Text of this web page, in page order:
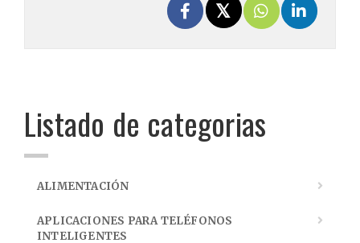
Listado de categorias
ALIMENTACIÓN
APLICACIONES PARA TELÉFONOS
INTELIGENTES